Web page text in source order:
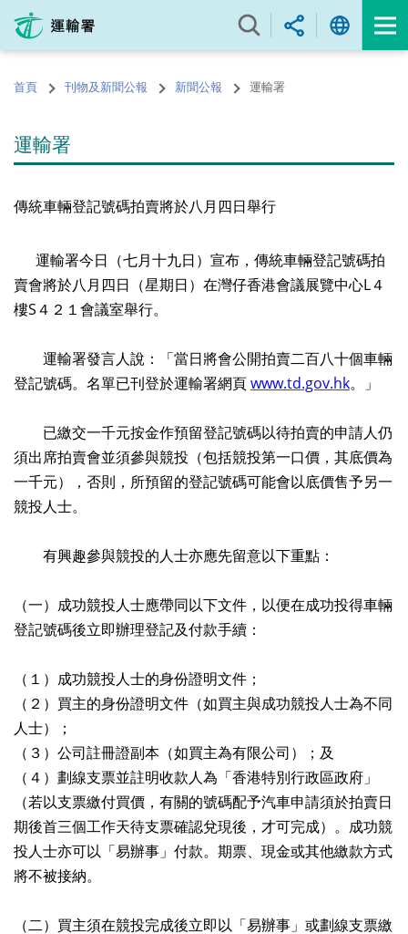
內
的首頁 刊物及新聞公報 新聞公報 運輸署
運輸署
傳統車輛登記號碼拍賣將於八月四日舉行
運輸署今日（七月十九日）宣布，傳統車輛登記號碼拍
賣會將於八月四日（星期日）在灣仔香港會議展覽中心L４
樓S４２１會議室舉行。
運輸署發言人說：「當日將會公開拍賣二百八十個車輛
登記號碼。名單已刊登於運輸署網頁www.td.gov.hk。」
已繳交一千元按金作預留登記號碼以待拍賣的申請人仍
須出席拍賣會並須參與競投（包括競投第一口價，其底價為
一千元），否則，所預留的登記號碼可能會以底價售予另一
競投人士。
有興趣參與競投的人士亦應先留意以下重點：
（一）成功競投人士應帶同以下文件，以便在成功投得車輛
登記號碼後立即辦理登記及付款手續：
（１）成功競投人士的身份證明文件；
（２）買主的身份證明文件（如買主與成功競投人士為不同
人士）；
（３）公司註冊證副本（如買主為有限公司）；及
（４）劃線支票並註明收款人為「香港特別行政區政府」
（若以支票繳付買價，有關的號碼配予汽車申請須於拍賣日
期後首三個工作天待支票確認兌現後，才可完成）。成功競
投人士亦可以「易辦事」付款。期票、現金或其他繳款方式
將不被接納。
（二）買主須在競投完成後立即以「易辦事」或劃線支票繳